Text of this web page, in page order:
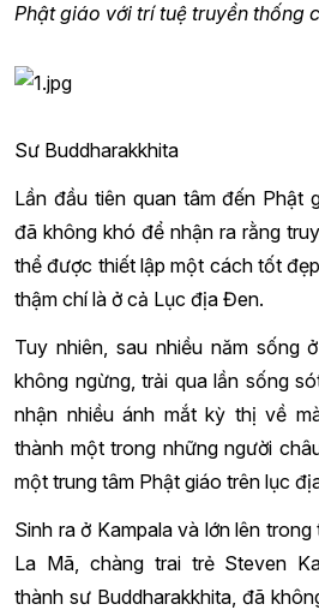
Phật giáo với trí tuệ truyền thống
Sư Buddharakkhita
Lần đầu tiên quan tâm đến Phật
đã không khó để nhận ra rằng
thể được thiết lập một cách tốt
thậm chí là ở cả Lục địa Đen.
Tuy nhiên, sau nhiều năm sống
không ngừng, trải qua lần sống
nhận nhiều ánh mắt kỳ thị về
thành một trong những người
một trung tâm Phật giáo trên lục
Sinh ra ở Kampala và lớn lên
La Mã, chàng trai trẻ Steven
thành sư Buddharakkhita, đã